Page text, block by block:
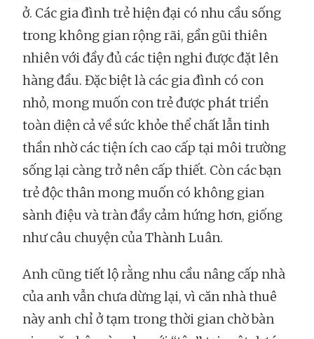
ở. Các gia đình trẻ hiện đại có nhu cầu sống
trong không gian rộng rãi, gần gũi thiên
nhiên với đầy đủ các tiện nghi được đặt lên
hàng đầu. Đặc biệt là các gia đình có con
nhỏ, mong muốn con trẻ được phát triển
toàn diện cả về sức khỏe thể chất lẫn tinh
thần nhờ các tiện ích cao cấp tại môi trường
sống lại càng trở nên cấp thiết. Còn các bạn
trẻ độc thân mong muốn có không gian
sành điệu và tràn đầy cảm hứng hơn, giống
như câu chuyện của Thành Luân.
Anh cũng tiết lộ rằng nhu cầu nâng cấp nhà
của anh vẫn chưa dừng lại, vì căn nhà thuê
này anh chỉ ở tạm trong thời gian chờ bàn